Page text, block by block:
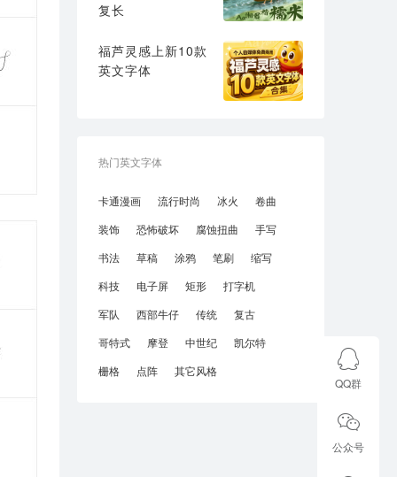
复长
福芦灵感上新10款
英文字体
热门英文字体
卡通漫画 流行时尚 冰火
卷曲
装饰
恐怖破坏 腐蚀扭曲
手写
书法
草稿 涂鸦 笔刷
缩写
科技
电子屏 矩形
打字机
军队
西部牛仔 传统
复古
哥特式
摩登 中世纪
凯尔特
栅格
点阵 其它风格
QQ群
公众号